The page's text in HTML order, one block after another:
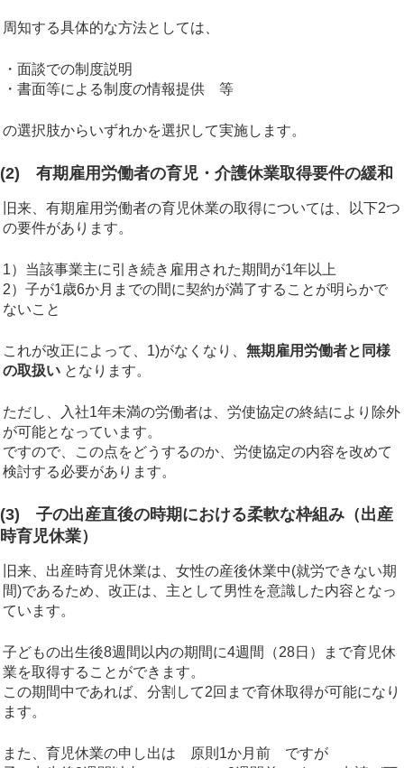
周知する具体的な方法としては、
・面談での制度説明
・書面等による制度の情報提供 等
の選択肢からいずれかを選択して実施します。
(2) 有期雇用労働者の育児・介護休業取得要件の緩和
旧来、有期雇用労働者の育児休業の取得については、以下2つ
の要件があります。
1）当該事業主に引き続き雇用された期間が1年以上
2）子が1歳6か月までの間に契約が満了することが明らかで
ないこと
これが改正によって、1)がなくなり、 無期雇用労働者と同様
の取扱い となります。
ただし、入社1年未満の労働者は、労使協定の終結により除外
が可能となっています。
ですので、この点をどうするのか、労使協定の内容を改めて
検討する必要があります。
(3) 子の出産直後の時期における柔軟な枠組み（出産
時育児休業）
旧来、出産時育児休業は、女性の産後休業中(就労できない期
間)であるため、改正は、主として男性を意識した内容となっ
ています。
子どもの出生後8週間以内の期間に4週間（28日）まで育児休
業を取得することができます。
この期間中であれば、分割して2回まで育休取得が可能になり
ます。
また、育児休業の申し出は 原則1か月前 ですが